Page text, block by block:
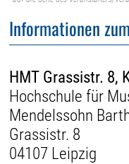
Informationen
HMT Grassistr. 8,
Hochschule für
Mendelssohn
Grassistr. 8
04107 Leipzig